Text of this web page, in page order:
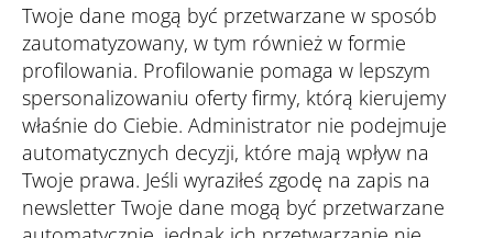
Twoje dane mogą być przetwarzane w sposób
zautomatyzowany, w tym również w formie
profilowania. Profilowanie pomaga w lepszym
spersonalizowaniu oferty firmy, którą kierujemy
właśnie do Ciebie. Administrator nie podejmuje
automatycznych decyzji, które mają wpływ na
Twoje prawa. Jeśli wyraziłeś zgodę na zapis na
newsletter Twoje dane mogą być przetwarzane